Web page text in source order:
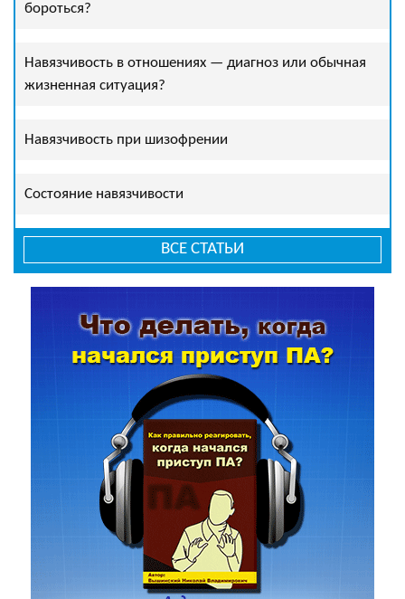
бороться?
Навязчивость в отношениях — диагноз или обычная
жизненная ситуация?
Навязчивость при шизофрении
Состояние навязчивости
ВСЕ СТАТЬИ